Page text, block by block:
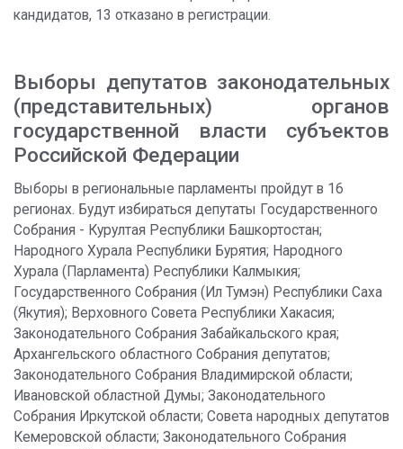
кандидатов, 13 отказано в регистрации.
Выборы депутатов законодательных
(представительных) органов
государственной власти субъектов
Российской Федерации
Выборы в региональные парламенты пройдут в 16
регионах. Будут избираться депутаты Государственного
Собрания - Курултая Республики Башкортостан;
Народного Хурала Республики Бурятия; Народного
Хурала (Парламента) Республики Калмыкия;
Государственного Собрания (Ил Тумэн) Республики Саха
(Якутия); Верховного Совета Республики Хакасия;
Законодательного Собрания Забайкальского края;
Архангельского областного Собрания депутатов;
Законодательного Собрания Владимирской области;
Ивановской областной Думы; Законодательного
Собрания Иркутской области; Совета народных депутатов
Кемеровской области; Законодательного Собрания